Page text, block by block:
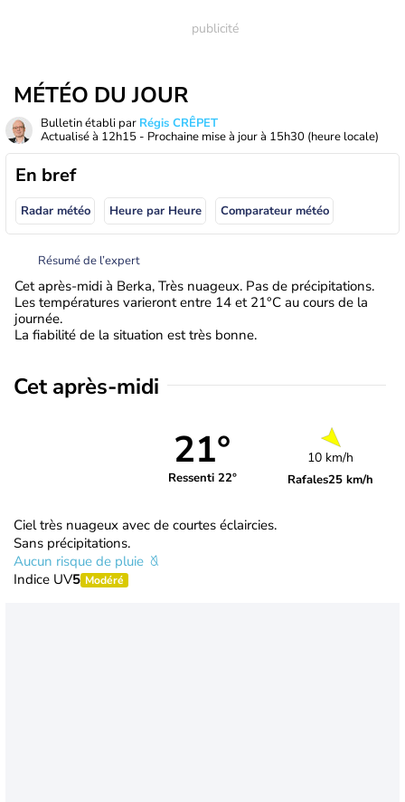
MÉTÉO DU JOUR
Bulletin établi par Régis CRÊPET
Actualisé à 12h15 - Prochaine mise à jour à 15h30 (heure locale)
En bref
Radar météo Heure par Heure Comparateur météo
Résumé de l’expert
Cet après-midi à Berka, Très nuageux. Pas de précipitations.
Les températures varieront entre 14 et 21°C au cours de la
journée.
La fiabilité de la situation est très bonne.
Cet après-midi
21°
Ressenti 22°
10 km/h
Rafales25 km/h
Ciel très nuageux avec de courtes éclaircies.
Sans précipitations.
Aucun risque de pluie
Indice UV5 Modéré